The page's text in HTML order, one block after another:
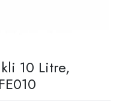
10 Litre,